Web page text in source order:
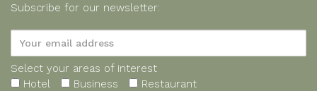
Subscribe for our newsletter:
Select your areas of interest
Hotel
Business Restaurant